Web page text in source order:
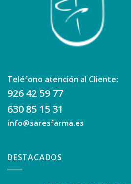
Teléfono atención al Cliente:
926 42 59 77
630 85 15 31
info@saresfarma.es
DESTACADOS